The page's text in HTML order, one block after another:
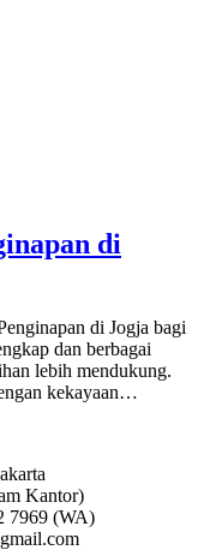
di
di Jogja bagi
dan berbagai
lebih mendukung.
kekayaan…
Kantor)
7969 (WA)